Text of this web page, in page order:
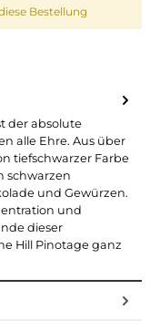
Bestellung
der absolute
alle Ehre. Aus über
tiefschwarzer Farbe
schwarzen
und Gewürzen.
und
dieser
Hill Pinotage ganz